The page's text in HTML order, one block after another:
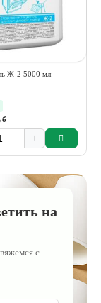
Ж-2 5000 мл
+
на
с